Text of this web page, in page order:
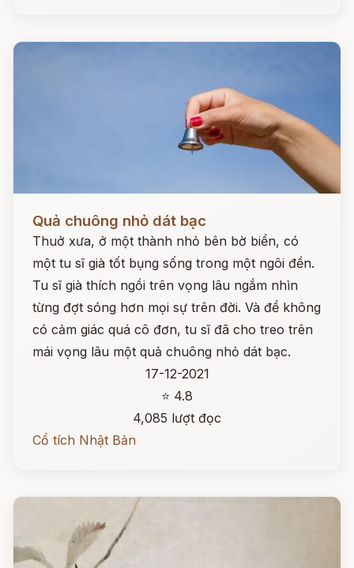
Quả chuông nhỏ dát bạc
Thuở xưa, ở một thành nhỏ bên bờ biển, có
một tu sĩ già tốt bụng sống trong một ngôi đền.
Tu sĩ già thích ngồi trên vọng lâu ngắm nhìn
từng đợt sóng hơn mọi sự trên đời. Và để không
có cảm giác quá cô đơn, tu sĩ đã cho treo trên
mái vọng lâu một quả chuông nhỏ dát bạc.
17-12-2021
⭐ 4.8
4,085 lượt đọc
Cổ tích Nhật Bản